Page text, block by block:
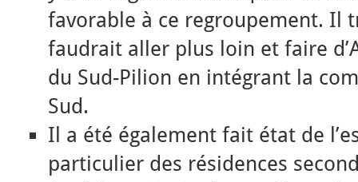
favorable à ce regroupement. Il
faudrait aller plus loin et faire
du Sud-Pilion en intégrant la
Sud.
Il a été également fait état de
particulier des résidences